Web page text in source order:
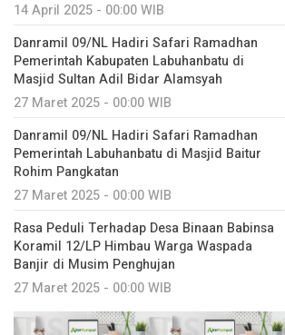
14 April 2025 - 00:00 WIB
Danramil 09/NL Hadiri Safari Ramadhan
Pemerintah Kabupaten Labuhanbatu di
Masjid Sultan Adil Bidar Alamsyah
27 Maret 2025 - 00:00 WIB
Danramil 09/NL Hadiri Safari Ramadhan
Pemerintah Labuhanbatu di Masjid Baitur
Rohim Pangkatan
27 Maret 2025 - 00:00 WIB
Rasa Peduli Terhadap Desa Binaan Babinsa
Koramil 12/LP Himbau Warga Waspada
Banjir di Musim Penghujan
27 Maret 2025 - 00:00 WIB